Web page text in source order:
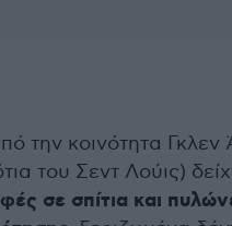
την κοινότητα Γκλεν
του Σεντ Λούις)
σε σπίτια και